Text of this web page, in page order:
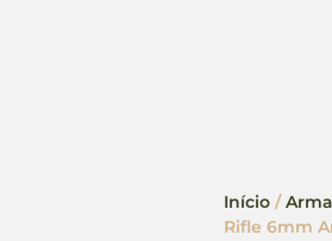
Início/
Rifle 6mm